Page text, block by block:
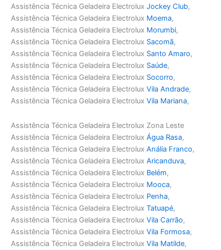
Assistência Técnica Geladeira ElectroluxJockey Club,
Assistência Técnica Geladeira Electrolux Moema,
Assistência Técnica Geladeira Electrolux Morumbi,
Assistência Técnica Geladeira Electrolux Sacomã,
Assistência Técnica Geladeira Electrolux Santo Amaro,
Assistência Técnica Geladeira Electrolux Saúde,
Assistência Técnica Geladeira Electrolux Socorro,
Assistência Técnica Geladeira ElectroluxVila Andrade,
Assistência Técnica Geladeira ElectroluxVila Mariana,
Assistência Técnica Geladeira Electrolux Zona Leste
Assistência Técnica Geladeira ElectroluxÁgua Rasa,
Assistência Técnica Geladeira ElectroluxAnália Franco,
Assistência Técnica Geladeira ElectroluxAricanduva,
Assistência Técnica Geladeira Electrolux Belém,
Assistência Técnica Geladeira Electrolux Mooca,
Assistência Técnica Geladeira Electrolux Penha,
Assistência Técnica Geladeira ElectroluxTatuapé,
Assistência Técnica Geladeira ElectroluxVila Carrão,
Assistência Técnica Geladeira ElectroluxVila Formosa,
Assistência Técnica Geladeira ElectroluxVila Matilde,